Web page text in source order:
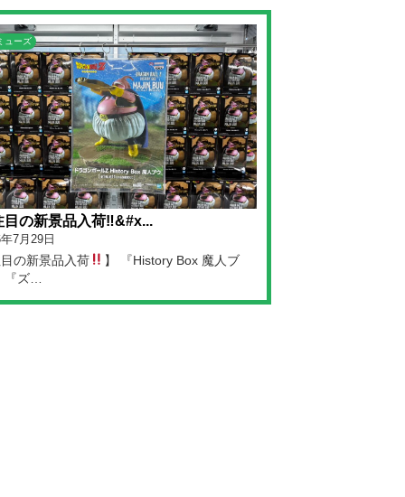
ューズ
目の新景品入荷‼&#x...
7月29日
の新景品入荷
】 『History Box 魔人ブ
『ズ…